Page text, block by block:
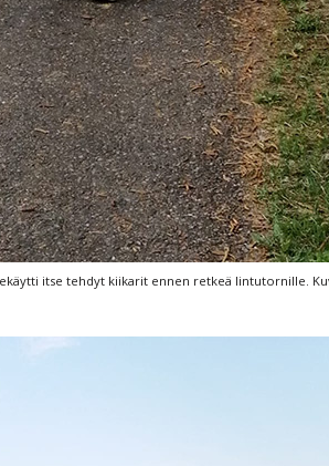
itse tehdyt kiikarit ennen retkeä lintutornille.